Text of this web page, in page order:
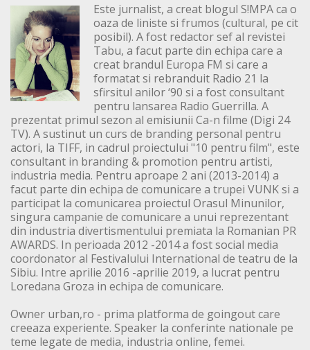
Este jurnalist, a creat blogul S!MPA ca o
oaza de liniste si frumos (cultural, pe cit
posibil). A fost redactor sef al revistei
Tabu, a facut parte din echipa care a
creat brandul Europa FM si care a
formatat si rebranduit Radio 21 la
sfirsitul anilor ‘90 si a fost consultant
pentru lansarea Radio Guerrilla. A
prezentat primul sezon al emisiunii Ca-n filme (Digi 24
TV). A sustinut un curs de branding personal pentru
actori, la TIFF, in cadrul proiectului "10 pentru film", este
consultant in branding & promotion pentru artisti,
industria media. Pentru aproape 2 ani (2013-2014) a
facut parte din echipa de comunicare a trupei VUNK si a
participat la comunicarea proiectul Orasul Minunilor,
singura campanie de comunicare a unui reprezentant
din industria divertismentului premiata la Romanian PR
AWARDS. In perioada 2012 -2014 a fost social media
coordonator al Festivalului International de teatru de la
Sibiu. Intre aprilie 2016 -aprilie 2019, a lucrat pentru
Loredana Groza in echipa de comunicare.
Owner urban,ro - prima platforma de goingout care
creeaza experiente. Speaker la conferinte nationale pe
teme legate de media, industria online, femei.